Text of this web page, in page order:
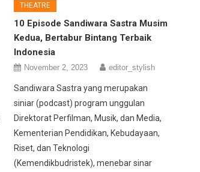
THEATRE
10 Episode Sandiwara Sastra Musim
Kedua, Bertabur Bintang Terbaik
Indonesia
November 2, 2023 editor_stylish
Sandiwara Sastra yang merupakan
siniar (podcast) program unggulan
Direktorat Perfilman, Musik, dan Media,
Kementerian Pendidikan, Kebudayaan,
Riset, dan Teknologi
(Kemendikbudristek), menebar sinar